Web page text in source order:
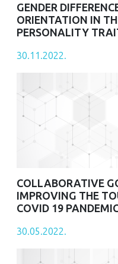
GENDER
ORIENTATION IN
PERSONALITY
30.11.2022.
COLLABORATIVE
IMPROVING THE
COVID 19
30.05.2022.